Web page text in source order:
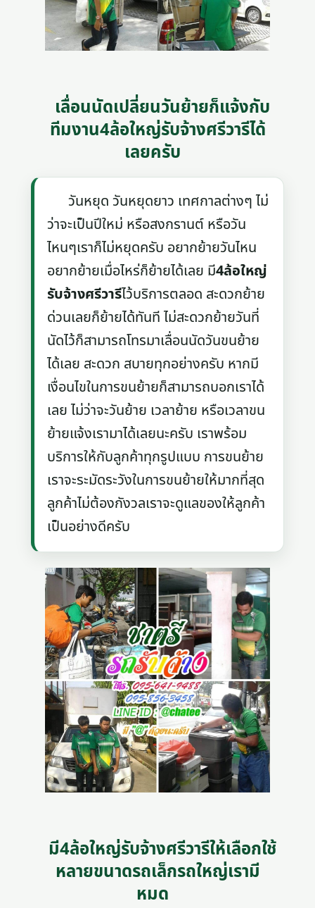
เลื่อนนัดเปลี่ยนวันย้ายก็แจ้งกับ
ทีมงาน4ล้อใหญ่รับจ้างศรีวารีได้
เลยครับ
วันหยุด วันหยุดยาว เทศกาลต่างๆ ไม่
ว่าจะเป็นปีใหม่ หรือสงกรานต์ หรือวัน
ไหนๆเราก็ไม่หยุดครับ อยากย้ายวันไหน
อยากย้ายเมื่อไหร่ก็ย้ายได้เลย มี4ล้อใหญ่
รับจ้างศรีวารีไว้บริการตลอด สะดวกย้าย
ด่วนเลยก็ย้ายได้ทันที ไม่สะดวกย้ายวันที่
นัดไว้ก็สามารถโทรมาเลื่อนนัดวันขนย้าย
ได้เลย สะดวก สบายทุกอย่างครับ หากมี
เงื่อนไขในการขนย้ายก็สามารถบอกเราได้
เลย ไม่ว่าจะวันย้าย เวลาย้าย หรือเวลาขน
ย้ายแจ้งเรามาได้เลยนะครับ เราพร้อม
บริการให้กับลูกค้าทุกรูปแบบ การขนย้าย
เราจะระมัดระวังในการขนย้ายให้มากที่สุด
ลูกค้าไม่ต้องกังวลเราจะดูแลของให้ลูกค้า
เป็นอย่างดีครับ
มี4ล้อใหญ่รับจ้างศรีวารีให้เลือกใช้
หลายขนาดรถเล็กรถใหญ่เรามี
หมด